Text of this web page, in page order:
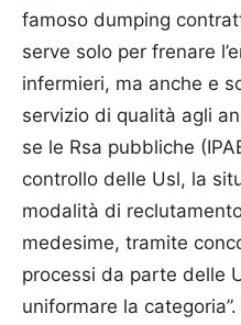
famoso dumping
serve solo per frenare
infermieri, ma anche e
servizio di qualità agli
se le Rsa pubbliche
controllo delle Usl, la
modalità di
medesime, tramite
processi da parte delle
uniformare la